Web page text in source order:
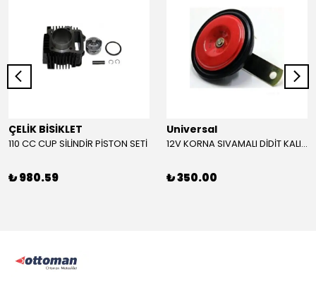
ÇELİK BİSİKLET
110 CC CUP SİLİNDİR PİSTON SETİ
₺ 980.59
Universal
12V KORNA SIVAMALI DİDİT KALIN SESLİ (KIRMIZI)
₺ 350.00